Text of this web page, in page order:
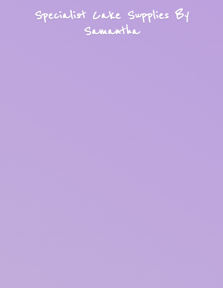
Specialist Cake SuppliesBy
Samantha